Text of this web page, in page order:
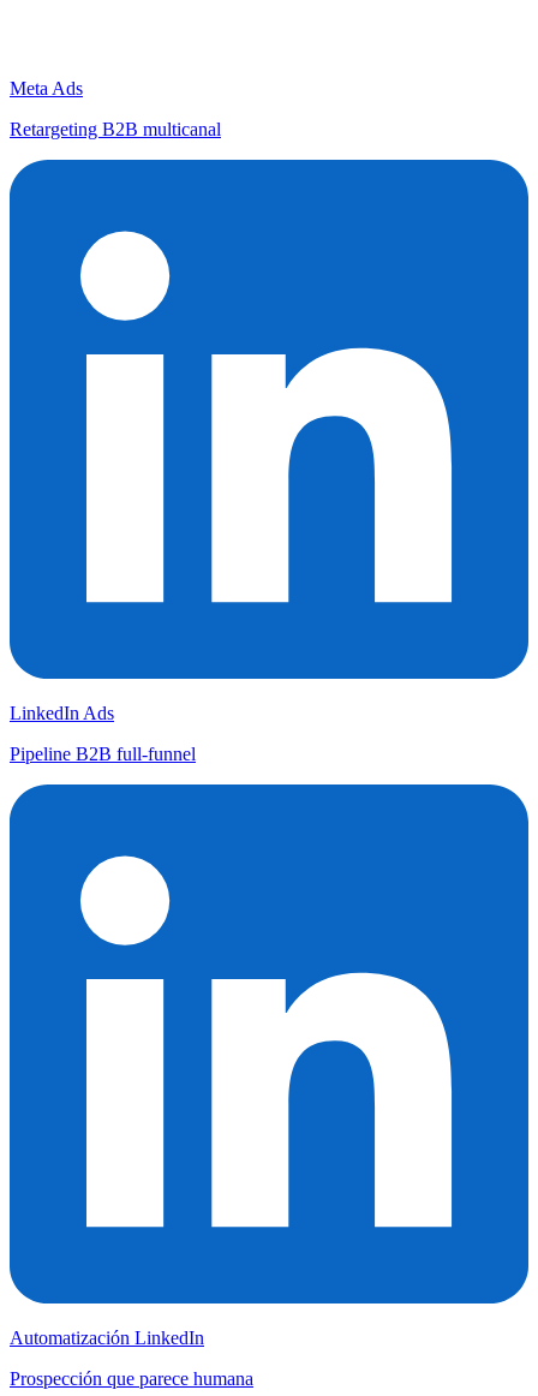
Meta Ads
Retargeting B2B multicanal
LinkedIn Ads
Pipeline B2B full-funnel
Automatización LinkedIn
Prospección que parece humana